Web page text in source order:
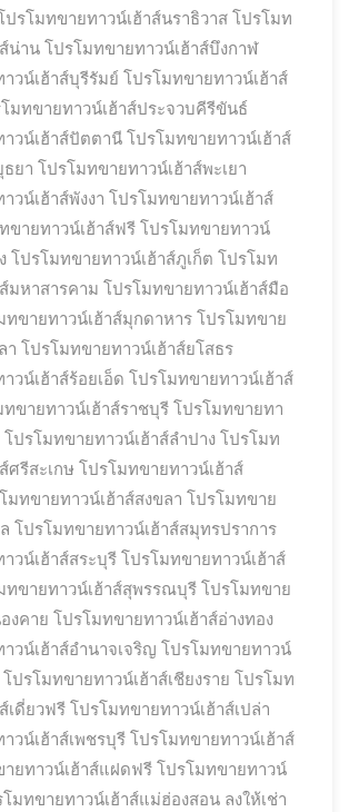
ปรโมทขายทาวน์เฮ้าส์นราธิวาส โปรโมท
น่าน โปรโมทขายทาวน์เฮ้าส์บึงกาฬ
วน์เฮ้าส์บุรีรัมย์ โปรโมทขายทาวน์เฮ้าส์
มทขายทาวน์เฮ้าส์ประจวบคีรีขันธ์
วน์เฮ้าส์ปัตตานี โปรโมทขายทาวน์เฮ้าส์
ยา โปรโมทขายทาวน์เฮ้าส์พะเยา
วน์เฮ้าส์พังงา โปรโมทขายทาวน์เฮ้าส์
ขายทาวน์เฮ้าส์ฟรี โปรโมทขายทาวน์
โปรโมทขายทาวน์เฮ้าส์ภูเก็ต โปรโมท
มหาสารคาม โปรโมทขายทาวน์เฮ้าส์มือ
ทขายทาวน์เฮ้าส์มุกดาหาร โปรโมทขาย
า โปรโมทขายทาวน์เฮ้าส์ยโสธร
วน์เฮ้าส์ร้อยเอ็ด โปรโมทขายทาวน์เฮ้าส์
ขายทาวน์เฮ้าส์ราชบุรี โปรโมทขายทา
โปรโมทขายทาวน์เฮ้าส์ลำปาง โปรโมท
ศรีสะเกษ โปรโมทขายทาวน์เฮ้าส์
มทขายทาวน์เฮ้าส์สงขลา โปรโมทขาย
โปรโมทขายทาวน์เฮ้าส์สมุทรปราการ
วน์เฮ้าส์สระบุรี โปรโมทขายทาวน์เฮ้าส์
ทขายทาวน์เฮ้าส์สุพรรณบุรี โปรโมทขาย
งคาย โปรโมทขายทาวน์เฮ้าส์อ่างทอง
วน์เฮ้าส์อำนาจเจริญ โปรโมทขายทาวน์
โปรโมทขายทาวน์เฮ้าส์เชียงราย โปรโมท
เดี่ยวฟรี โปรโมทขายทาวน์เฮ้าส์เปล่า
วน์เฮ้าส์เพชรบุรี โปรโมทขายทาวน์เฮ้าส์
ยทาวน์เฮ้าส์แฝดฟรี โปรโมทขายทาวน์
มทขายทาวน์เฮ้าส์แม่ฮ่องสอน ลงให้เช่า